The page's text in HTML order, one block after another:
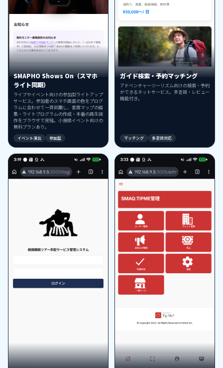
SMAPHO Shows On（スマホ
ライト同期）
ライブやイベント向けの参加型ライトアップ
サービス。参加者のスマホ画面の色をプログ
ラムに合わせて一斉同期し、客席マップの編
集・ライトプログラムの作成・本番の再生操
作をブラウザで完結。小規模イベント向けの
無料プランあり。
イベント演出 参加型
ガイド検索・予約マッチング
アドベンチャーツーリズム向けの検索・予約
ができるネットサービス。多言語・レビュー
機能付き。
マッチング 多言語対応